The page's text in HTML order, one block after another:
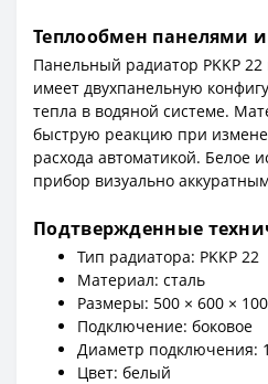
Теплообмен панелями
Панельный радиатор PKKP 22
имеет двухпанельную
тепла в водяной системе.
быструю реакцию при
расхода автоматикой. Белое
прибор визуально
Подтвержденные
Тип радиатора: PKKP 22
Материал: сталь
Размеры: 500 × 600 ×
Подключение: боковое
Диаметр подключения:
Цвет: белый